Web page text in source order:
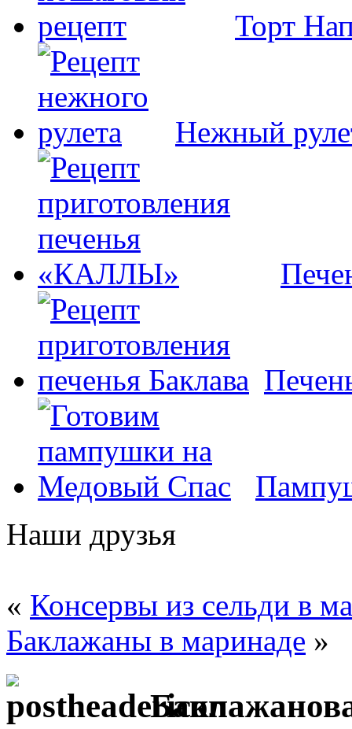
Торт
Нежный
Наши друзья
« Консервы из сельди в
Баклажаны в маринаде »